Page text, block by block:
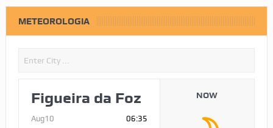
METEOROLOGIA
Figueira da Foz
Aug10 06:35
NOW